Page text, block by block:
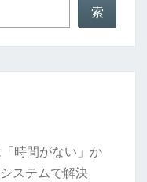
索
時間がない」か
ステムで解決